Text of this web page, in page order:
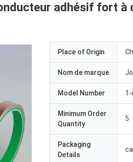
adhésif fort à
Place of Origin
Nom de marque
Model Number
Minimum Order
Quantity
5
Packaging
Details